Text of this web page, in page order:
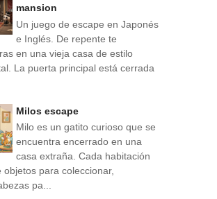
mansion
Un juego de escape en Japonés
e Inglés. De repente te
en una vieja casa de estilo
La puerta principal está cerrada
Milos escape
Milo es un gatito curioso que se
encuentra encerrado en una
casa extraña. Cada habitación
objetos para coleccionar,
pa...